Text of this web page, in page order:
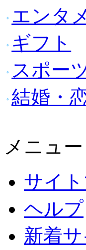
エンタ
ギフト
スポー
結婚・
メニュー
サイ
ヘルプ
新着サ